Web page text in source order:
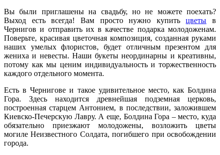
Вы были приглашены на свадьбу, но не можете поехать?
Выход есть всегда! Вам просто нужно купитьцветы в
Чернигов и отправить их в качестве подарка молодоженам.
Поверьте, красивая цветочная композиция, созданная руками
наших умелых флористов, будет отличным презентом для
жениха и невесты. Наши букеты неординарны и креативны,
потому как мы ценим индивидуальность и торжественность
каждого отдельного момента.
Есть в Чернигове и такое удивительное место, как Болдина
Гора. Здесь находится древнейшая подземная церковь,
построенная старцем Антонием, в последствии, заложившем
Киевско-Печерскую Лавру. А еще, Болдина Гора – место, куда
обязательно приезжают молодожены, возложить цветы
могиле Неизвестного Солдата, погибшего при освобождении
города.